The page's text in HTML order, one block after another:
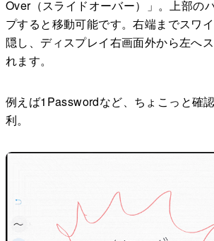
Over（スライドオーバー）」。上部の
プすると移動可能です。右端までスワ
隠し、ディスプレイ右画面外から左へ
れます。
例えば1Passwordなど、ちょこっと確
利。